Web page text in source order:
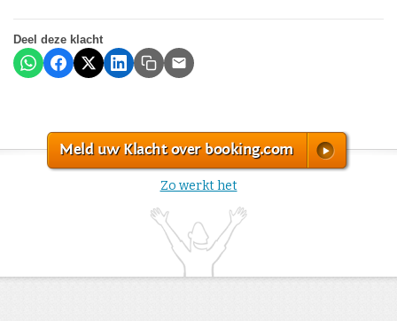
Deel deze klacht
Meld uw Klacht over booking.com
Zo werkt het